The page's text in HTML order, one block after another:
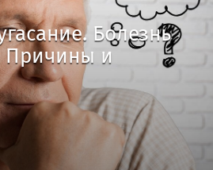
10.10.2018
Болезнь
Причины и